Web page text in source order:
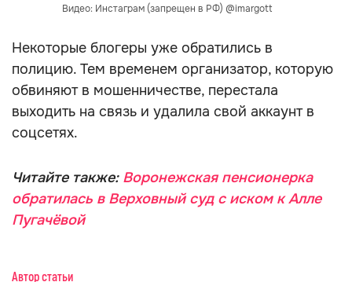
Видео: Инстаграм (запрещен в РФ) @imargott
Некоторые блогеры уже обратились в
полицию. Тем временем организатор, которую
обвиняют в мошенничестве, перестала
выходить на связь и удалила свой аккаунт в
соцсетях.
Читайте также: Воронежская пенсионерка
обратилась в Верховный суд с иском к Алле
Пугачёвой
Автор статьи